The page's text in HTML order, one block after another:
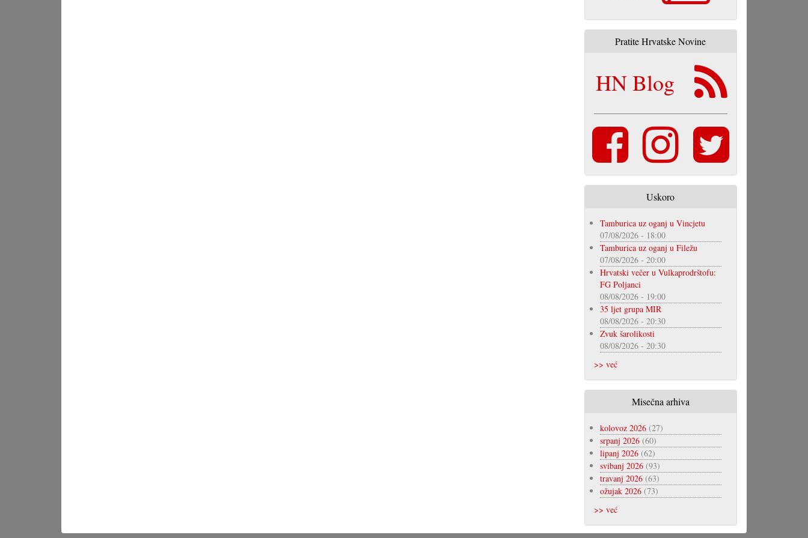
Pratite Hrvatske Novine
HN Blog
Uskoro
Tamburica uz oganj u Vincjetu
07/08/2026 - 18:00
Tamburica uz oganj u Filežu
07/08/2026 - 20:00
Hrvatski večer u Vulkaprodrštofu:
FG Poljanci
08/08/2026 - 19:00
35 ljet grupa MIR
08/08/2026 - 20:30
Zvuk šarolikosti
08/08/2026 - 20:30
>> već
Misečna arhiva
kolovoz 2026(27)
srpanj 2026(60)
lipanj 2026(62)
svibanj 2026(93)
travanj 2026(63)
ožujak 2026(73)
>> već